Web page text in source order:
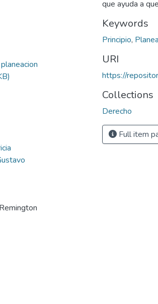
que ayuda a
Keywords
Principio,
URI
https://
Collections
Derecho
Full item